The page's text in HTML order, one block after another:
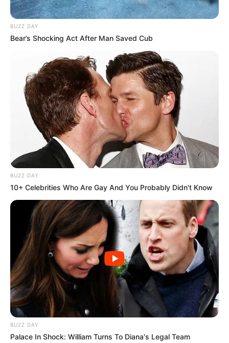
BUZZ DAY
Bear’s Shocking Act After Man Saved Cub
BUZZ DAY
10+ Celebrities Who Are Gay And You Probably Didn't Know
BUZZ DAY
Palace In Shock: William Turns To Diana's Legal Team